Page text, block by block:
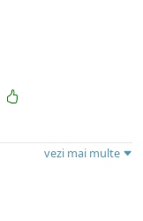
vezi mai multe